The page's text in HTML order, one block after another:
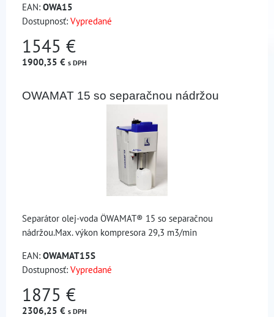
EAN: OWA15
Dostupnosť: Vypredané
1545 €
1900,35 € s DPH
OWAMAT 15 so separačnou nádržou
Separátor olej-voda ÖWAMAT® 15 so separačnou
nádržou.Max. výkon kompresora 29,3 m3/min
EAN: OWAMAT15S
Dostupnosť: Vypredané
1875 €
2306,25 € s DPH